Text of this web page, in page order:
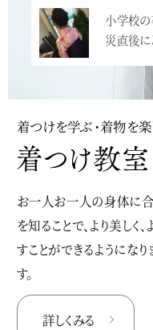
着つけを学ぶ・着物を
お一人お一人の身体に合
を知ることで、より美しく
すことができるようになり
す。
詳しくみる
小学校の
災直後に